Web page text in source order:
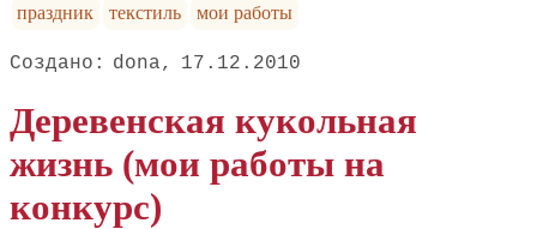
праздник
текстиль мои работы
dona 17.12.2010
Деревенская кукольная
жизнь (мои работы на
конкурс)